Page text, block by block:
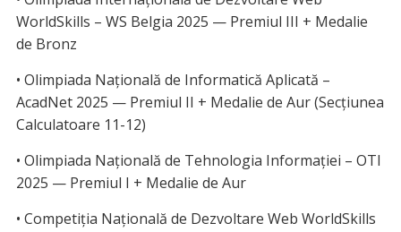
WorldSkills – WS Belgia 2025 — Premiul III + Medalie
de Bronz
• Olimpiada Națională de Informatică Aplicată –
AcadNet 2025 — Premiul II + Medalie de Aur (Secțiunea
Calculatoare 11-12)
• Olimpiada Națională de Tehnologia Informației – OTI
2025 — Premiul I + Medalie de Aur
• Competiția Națională de Dezvoltare Web WorldSkills